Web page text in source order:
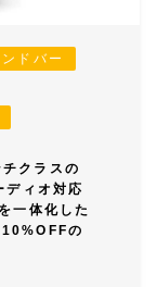
ドバー
クラスの
ディオ対応
一体化した
の